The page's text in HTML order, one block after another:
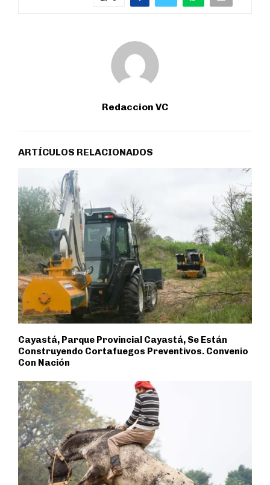
Redaccion VC
ARTÍCULOS RELACIONADOS
Cayastá, Parque Provincial Cayastá, Se Están
Construyendo Cortafuegos Preventivos. Convenio
Con Nación